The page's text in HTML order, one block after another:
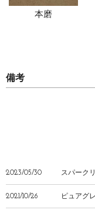
本磨
備考
2023/05/30 スパーク
2021/10/26 ピュアグ